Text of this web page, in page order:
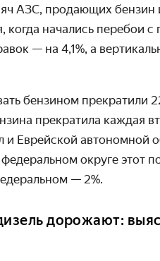
АЗС, продающих бензин
начались перебои с
— на 4,1%, а
бензином прекратили
прекратила каждая
Еврейской автономной
округе этот
— 2%.
дорожают: